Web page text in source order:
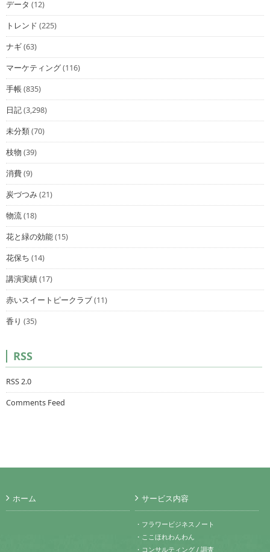
データ (12)
トレンド (225)
ナギ(63)
マーケティング(116)
手帳(835)
日記(3,298)
未分類(70)
枝物 (39)
消費(9)
炭づつみ(21)
物流(18)
花と緑の効能(15)
花保ち (14)
講演実績(17)
赤いスイートピークラブ(11)
香り (35)
RSS
RSS 2.0
Comments Feed
ホーム サービス内容
・フラワービジネスノート
・ここほれわんわん
・コンサルティング / 調査